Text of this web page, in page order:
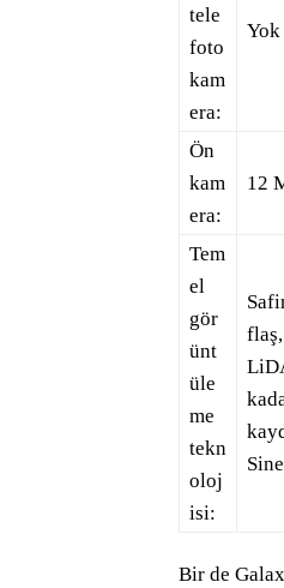
tele
foto
kam
era:
Yok
Ön
kam
era:
12
Tem
el
gör
ünt
üle
me
tekn
oloj
isi:
Bir de